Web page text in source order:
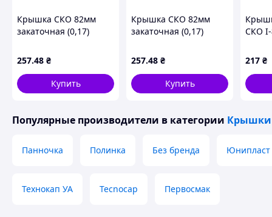
Крышка СКО 82мм
закаточная (0,17)
в спайке) (лак/эмаль)
ТМ ПАННОЧКА
257.48 ₴
Купить
Крышка СКО 82мм
закаточная (0,17)
в спайке) (лак/эмаль)
ТМ ПАННОЧКА
257.48 ₴
Купить
СКО I-
шт
217 ₴
Популярные производители в категории Крышки
Панночка Полинка Без бренда Юнипласт
Технокап УА Tecnocap Первосмак